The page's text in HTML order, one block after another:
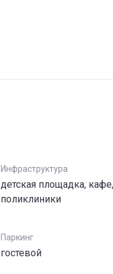
Инфраструктура
детская площадка,
поликлиники
Паркинг
гостевой